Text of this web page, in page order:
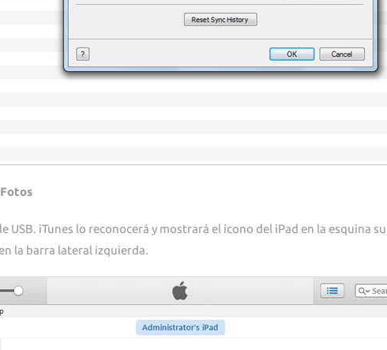
USB. iTunes lo reconocerá y mostrará el ícono del iPad en la esquina
la barra lateral izquierda.